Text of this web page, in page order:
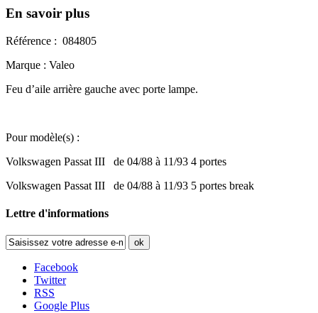
En savoir plus
Référence : 084805
Marque : Valeo
Feu d’aile arrière gauche avec porte lampe.
Pour modèle(s) :
Volkswagen Passat III de 04/88 à 11/93 4 portes
Volkswagen Passat III de 04/88 à 11/93 5 portes break
Lettre d'informations
ok
Facebook
Twitter
RSS
Google Plus